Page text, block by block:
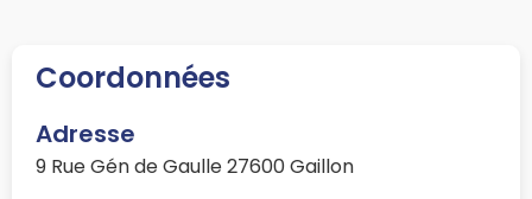
Coordonnées
Adresse
9 Rue Gén de Gaulle 27600 Gaillon